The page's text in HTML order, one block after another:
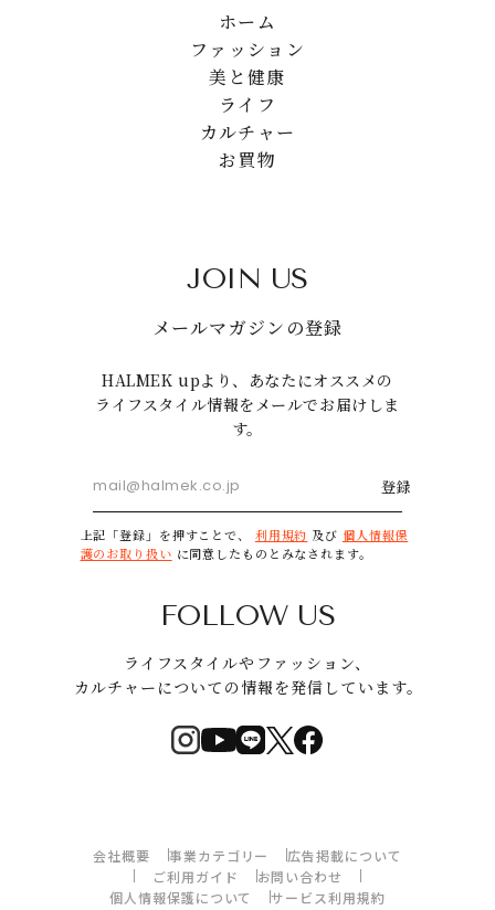
ホーム
ファッション
美と健康
ライフ
カルチャー
お買物
JOIN US
メールマガジンの登録
HALMEK upより、あなたにオススメの
ライフスタイル情報をメールでお届けしま
す。
登録
上記「登録」を押すことで、 利用規約 及び 個人情報保
護のお取り扱い に同意したものとみなされます。
FOLLOW US
ライフスタイルやファッション、
カルチャーについての情報を発信しています。
会社概要 事業カテゴリー
広告掲載について
ご利用ガイド
お問い合わせ
個人情報保護について
サービス利用規約